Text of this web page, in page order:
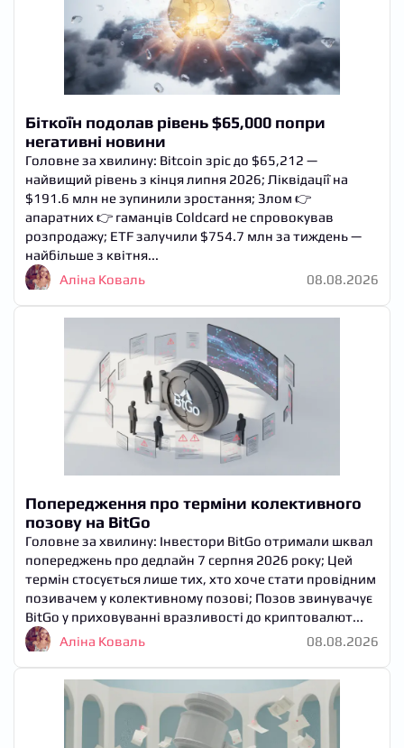
Біткоїн подолав рівень $65,000 попри
негативні новини
Головне за хвилину: Bitcoin зріс до $65,212 —
найвищий рівень з кінця липня 2026; Ліквідації на
$191.6 млн не зупинили зростання; Злом 👉
апаратних 👉 гаманців Coldcard не спровокував
розпродажу; ETF залучили $754.7 млн за тиждень —
найбільше з квітня...
Аліна Коваль
08.08.2026
Попередження про терміни колективного
позову на BitGo
Головне за хвилину: Інвестори BitGo отримали шквал
попереджень про дедлайн 7 серпня 2026 року; Цей
термін стосується лише тих, хто хоче стати провідним
позивачем у колективному позові; Позов звинувачує
BitGo у приховуванні вразливості до криптовалют...
Аліна Коваль
08.08.2026